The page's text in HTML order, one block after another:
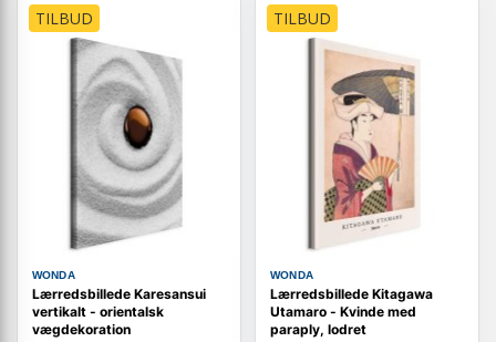
TILBUD
WONDA
Lærredsbillede Karesansui
vertikalt - orientalsk
vægdekoration
TILBUD
WONDA
Lærredsbillede Kitagawa
Utamaro - Kvinde med
paraply, lodret